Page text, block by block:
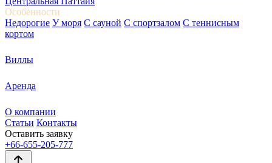
Особенности
Недорогие У моря С сауной С спортзалом С теннисным
кортом
Виллы
Аренда
О компании
Статьи Контакты
Оставить заявку
+66-655-205-777